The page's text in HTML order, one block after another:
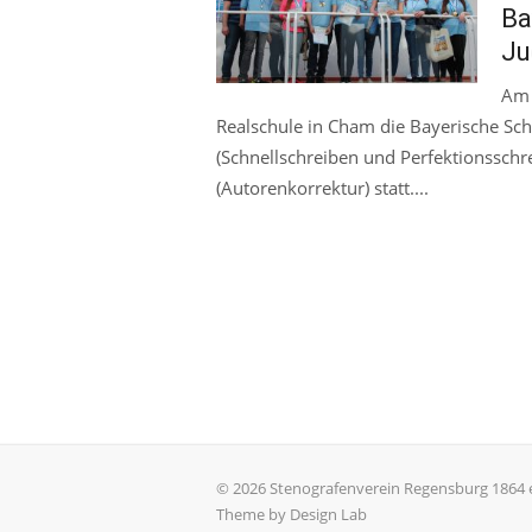
Realschule in Cham die Bayerische
(Schnellschreiben und
(Autorenkorrektur) statt....
© 2026 Stenografenverein Regensburg 1864
Theme by Design Lab